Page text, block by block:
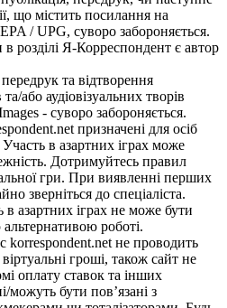
що містить посилання на
/ UPG, суворо забороняється.
розділі Я-Корреспондент є автор
та відтворення
або аудіовізуальних творів
- суворо забороняється.
призначені для осіб
в азартних іграх може
Дотримуйтесь правил
гри. При виявленні перших
зверніться до спеціаліста.
азартних іграх не може бути
роботі.
korrespondent.net не проводить
гроші, також сайт не
оплату ставок та інших
можуть бути пов’язані з